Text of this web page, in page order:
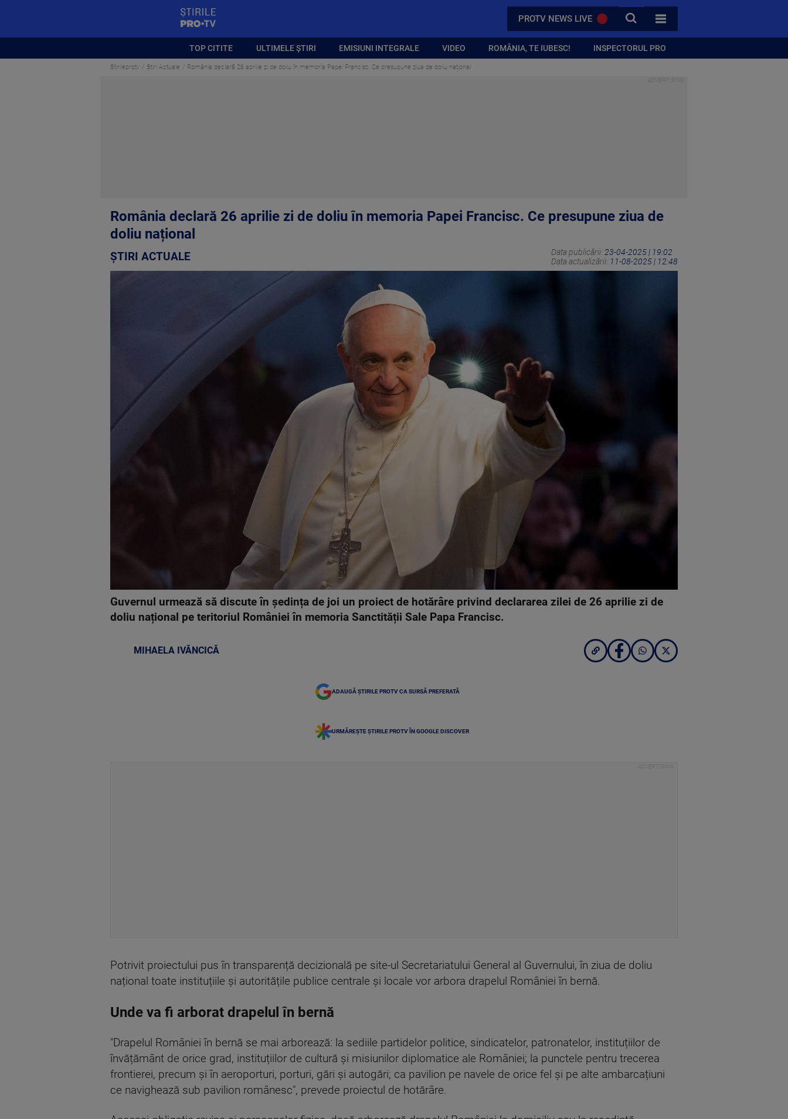
PROTV NEWS LIVE CAUTA
TOATE CATEGORIILE
TOP CITITE ULTIMELE ȘTIRI EMISIUNI INTEGRALE VIDEO ROMÂNIA, TE IUBESC! INSPECTORUL PRO
Stirileprotv Știri Actuale România declară 26 aprilie zi de doliu în memoria Papei Francisc. Ce presupune ziua de doliu național
România declară 26 aprilie zi de doliu în memoria Papei Francisc. Ce presupune ziua de
doliu național
ȘTIRI ACTUALE Data publicării: 23-04-2025 | 19:02
Data actualizării: 11-08-2025 | 12:48
Guvernul urmează să discute în ședința de joi un proiect de hotărâre privind declararea zilei de 26 aprilie zi de
doliu național pe teritoriul României în memoria Sanctității Sale Papa Francisc.
MIHAELA IVĂNCICĂ
ADAUGĂ ȘTIRILE PROTV CA SURSĂ PREFERATĂ
URMĂREȘTE ȘTIRILE PROTV ÎN GOOGLE DISCOVER
Potrivit proiectului pus în transparență decizională pe site-ul Secretariatului General al Guvernului, în ziua de doliu
național toate instituțiile și autoritățile publice centrale și locale vor arbora drapelul României în bernă.
Unde va fi arborat drapelul în bernă
"Drapelul României în bernă se mai arborează: la sediile partidelor politice, sindicatelor, patronatelor, instituțiilor de
învățământ de orice grad, instituțiilor de cultură și misiunilor diplomatice ale României; la punctele pentru trecerea
frontierei, precum și în aeroporturi, porturi, gări și autogări; ca pavilion pe navele de orice fel și pe alte ambarcațiuni
ce navighează sub pavilion românesc", prevede proiectul de hotărâre.